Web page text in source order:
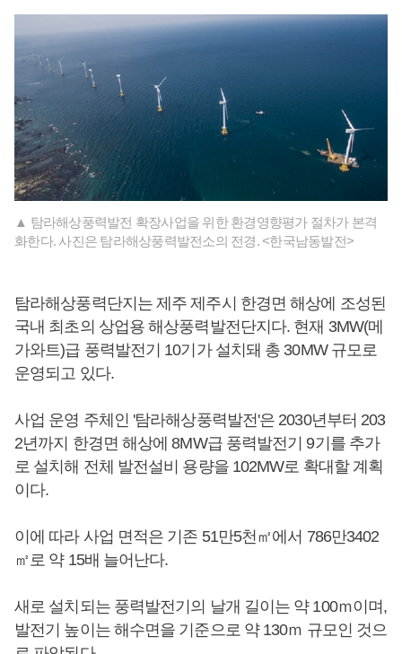
▲ 탐라해상풍력발전 확장사업을 위한 환경영향평가 절차가 본격
화한다. 사진은 탐라해상풍력발전소의 전경. <한국남동발전>
탐라해상풍력단지는 제주 제주시 한경면 해상에 조성된
국내 최초의 상업용 해상풍력발전단지다. 현재 3MW(메
가와트)급 풍력발전기 10기가 설치돼 총 30MW 규모로
운영되고 있다.
사업 운영 주체인 '탐라해상풍력발전'은 2030년부터 203
2년까지 한경면 해상에 8MW급 풍력발전기 9기를 추가
로 설치해 전체 발전설비 용량을 102MW로 확대할 계획
이다.
이에 따라 사업 면적은 기존 51만5천㎡에서 786만3402
㎡로 약 15배 늘어난다.
새로 설치되는 풍력발전기의 날개 길이는 약 100ｍ이며,
발전기 높이는 해수면을 기준으로 약 130ｍ 규모인 것으